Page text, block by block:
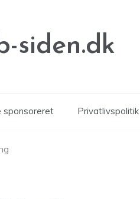
siden.dk
sponsoreret Privatlivspolitik